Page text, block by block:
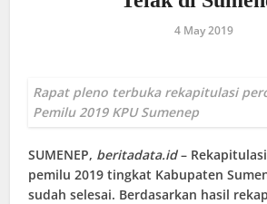
4 May 2019
Rapat pleno terbuka rekapitulasi
Pemilu 2019 KPU Sumenep
SUMENEP, beritadata.id–
pemilu 2019 tingkat Kabupaten
sudah selesai. Berdasarkan hasil